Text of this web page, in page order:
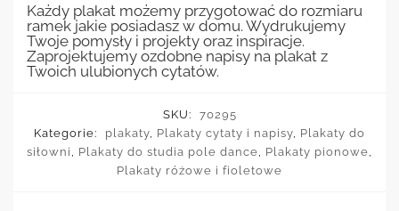
Każdy plakat możemy przygotować do rozmiaru
ramek jakie posiadasz w domu. Wydrukujemy
Twoje pomysły i projekty oraz inspiracje.
Zaprojektujemy ozdobne napisy na plakat z
Twoich ulubionych cytatów.
SKU:
70295
Kategorie:
plakaty Plakaty cytaty i napisy Plakaty do
siłowni
Plakaty do studia pole dance Plakaty pionowe
Plakaty różowe i fioletowe